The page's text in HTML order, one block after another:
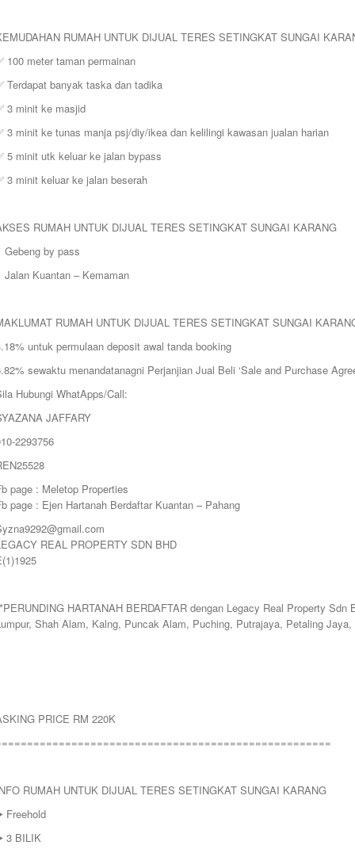
RUMAH UNTUK DIJUAL TERES SETINGKAT SUNGAI
100 meter taman permainan
Terdapat banyak taska dan tadika
3 minit ke masjid
3 minit ke tunas manja psj/diy/ikea dan kelilingi kawasan jualan harian
5 minit utk keluar ke jalan bypass
3 minit keluar ke jalan beserah
RUMAH UNTUK DIJUAL TERES SETINGKAT SUNGAI KARANG
Gebeng by pass
Jalan Kuantan – Kemaman
RUMAH UNTUK DIJUAL TERES SETINGKAT SUNGAI
untuk permulaan deposit awal tanda booking
sewaktu menandatanagni Perjanjian Jual Beli ‘Sale and Purchase
Hubungi WhatApps/Call:
JAFFARY
2293756
page : Meletop Properties
page : Ejen Hartanah Berdaftar Kuantan – Pahang
REAL PROPERTY SDN BHD
HARTANAH BERDAFTAR dengan Legacy Real Property
Shah Alam, Kalng, Puncak Alam, Puching, Putrajaya, Petaling
PRICE RM 220K
RUMAH UNTUK DIJUAL TERES SETINGKAT SUNGAI KARANG
Freehold
3 BILIK